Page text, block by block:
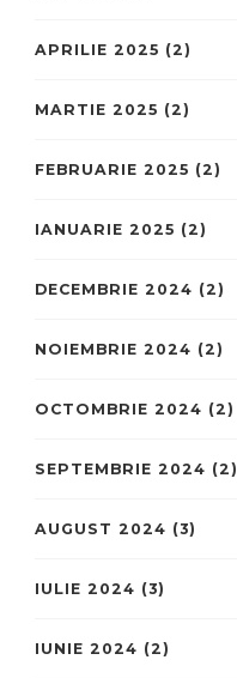
APRILIE 2025 (2)
MARTIE 2025 (2)
FEBRUARIE 2025 (2)
IANUARIE 2025 (2)
DECEMBRIE 2024 (2)
NOIEMBRIE 2024 (2)
OCTOMBRIE 2024 (2)
SEPTEMBRIE 2024 (2)
AUGUST 2024 (3)
IULIE 2024 (3)
IUNIE 2024 (2)